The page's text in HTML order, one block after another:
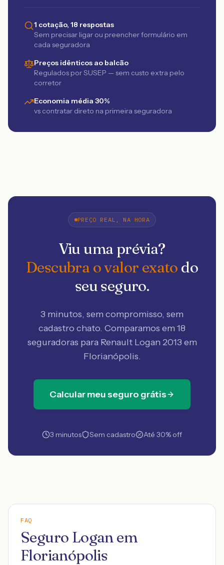
1 cotação, 18 respostas
Sem precisar ligar ou preencher formulário em
cada seguradora
Preços idênticos ao balcão
Regulados por SUSEP — sem custo extra pelo
corretor
Economia média 30%
vs contratar direto na primeira seguradora
PREÇO REAL, NA HORA
Viu uma prévia?
Descubra o valor exato do
seu seguro.
3 minutos, sem compromisso, sem
cadastro chato. Comparamos em 18
seguradoras para Renault Logan 2013 em
Florianópolis.
Calcular meu seguro grátis
3 minutos Sem cadastro Até 30% off
FAQ
Seguro Logan em
Florianópolis